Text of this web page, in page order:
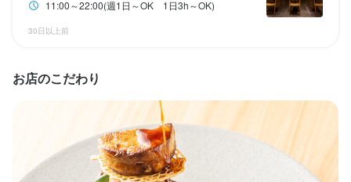
掲載をご検討の店舗様へ
プライバシーポリシー
11:00～22:00(週1日～OK 1日3h～OK)
30日以上前
お店のこだわり
ホールスタッフ・サービススタッフ
交通費支給
11:00～22:00(週1日～OK　1日3h～OK)
週1日からOK 固定シフト制(決まった時間・曜日に働ける)